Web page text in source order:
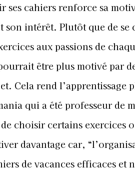
ses cahiers renforce sa
son intérêt. Plutôt que de se
aux passions de
être plus motivé par
Cela rend l’apprentissage
qui a été professeur de
choisir certains
davantage car,
de vacances efficaces